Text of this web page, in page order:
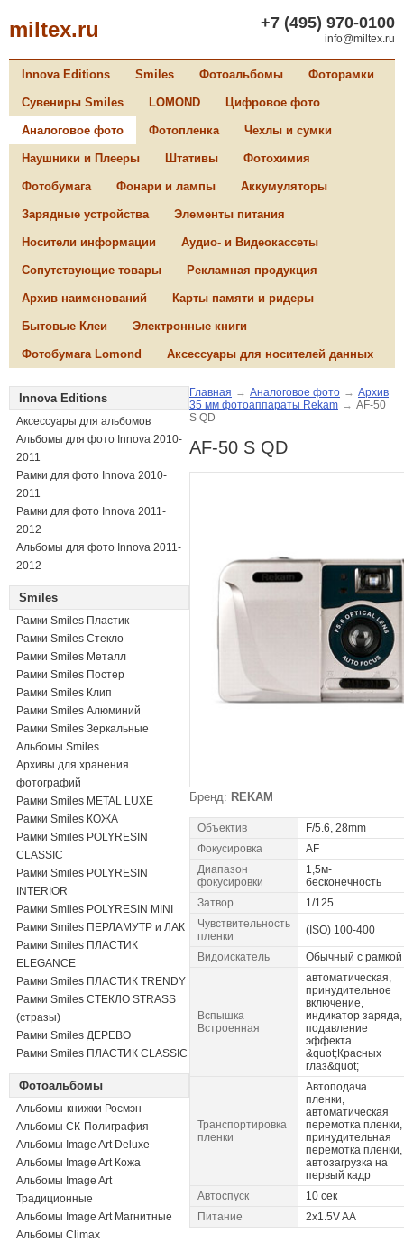
miltex.ru +7 (495) 970-0100
info@miltex.ru
Innova Editions Smiles Фотоальбомы Фоторамки
Сувениры Smiles LOMOND Цифровое фото
Аналоговое фото Фотопленка Чехлы и сумки
Наушники и Плееры Штативы Фотохимия
Фотобумага Фонари и лампы Аккумуляторы
Зарядные устройства Элементы питания
Носители информации Аудио- и Видеокассеты
Сопутствующие товары Рекламная продукция
Архив наименований Карты памяти и ридеры
Бытовые Клеи Электронные книги
Фотобумага Lomond Аксессуары для носителей данных
Innova Editions
Аксессуары для альбомов
Альбомы для фото Innova 2010-
2011
Рамки для фото Innova 2010-
2011
Рамки для фото Innova 2011-
2012
Альбомы для фото Innova 2011-
2012
Smiles
Рамки Smiles Пластик
Рамки Smiles Стекло
Рамки Smiles Металл
Рамки Smiles Постер
Рамки Smiles Клип
Рамки Smiles Алюминий
Рамки Smiles Зеркальные
Альбомы Smiles
Архивы для хранения
фотографий
Рамки Smiles METAL LUXE
Рамки Smiles КОЖА
Рамки Smiles POLYRESIN
CLASSIC
Рамки Smiles POLYRESIN
INTERIOR
Рамки Smiles POLYRESIN MINI
Рамки Smiles ПЕРЛАМУТР и ЛАК
Рамки Smiles ПЛАСТИК
ELEGANCE
Рамки Smiles ПЛАСТИК TRENDY
Рамки Smiles СТЕКЛО STRASS
(стразы)
Рамки Smiles ДЕРЕВО
Рамки Smiles ПЛАСТИК CLASSIC
Фотоальбомы
Альбомы-книжки Росмэн
Альбомы СК-Полиграфия
Альбомы Image Art Deluxe
Альбомы Image Art Кожа
Альбомы Image Art
Традиционные
Альбомы Image Art Магнитные
Альбомы Climax
Главная → Аналоговое фото → Архив
35 мм фотоаппараты Rekam → AF-50
S QD
AF-50 S QD
Бренд: REKAM
Объектив
F/5.6, 28mm
Фокусировка
AF
Диапазон
фокусировки
1,5м-
бесконечность
Затвор
1/125
Чувствительность
пленки
(ISO) 100-400
Видоискатель Обычный с рамкой
Вспышка
Встроенная
автоматическая,
принудительное
включение,
индикатор заряда,
подавление
эффекта
&quot;Красных
глаз&quot;
Транспортировка
пленки
Автоподача
пленки,
автоматическая
перемотка пленки,
принудительная
перемотка пленки,
автозагрузка на
первый кадр
Автоспуск
10 сек
Питание
2х1.5V AA